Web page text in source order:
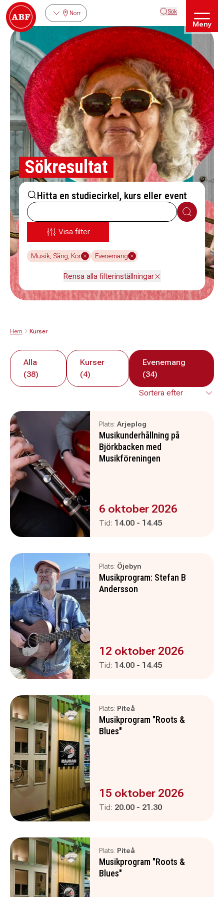
Norr Sök
Meny
Sökresultat
Hitta en studiecirkel, kurs eller event
Sök
Visa filter
Musik, Sång, Kör Evenemang
Rensa alla filterinställningar
Hem Kurser
Alla
(38)
Kurser
(4)
Evenemang
(34)
Plats: Arjeplog
Musikunderhållning på
Björkbacken med
Musikföreningen
Evenemanget är :
6 oktober 2026
Tid: Pågår mellan
14.00 - och
14.45
Plats: Öjebyn
Musikprogram: Stefan B
Andersson
Evenemanget är :
12 oktober 2026
Tid: Pågår mellan
14.00 - och
14.45
Plats: Piteå
Musikprogram "Roots &
Blues"
Evenemanget är :
15 oktober 2026
Tid: Pågår mellan
20.00 - och
21.30
Plats: Piteå
Musikprogram "Roots &
Blues"